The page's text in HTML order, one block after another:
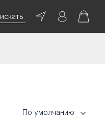
искать
По умолчанию